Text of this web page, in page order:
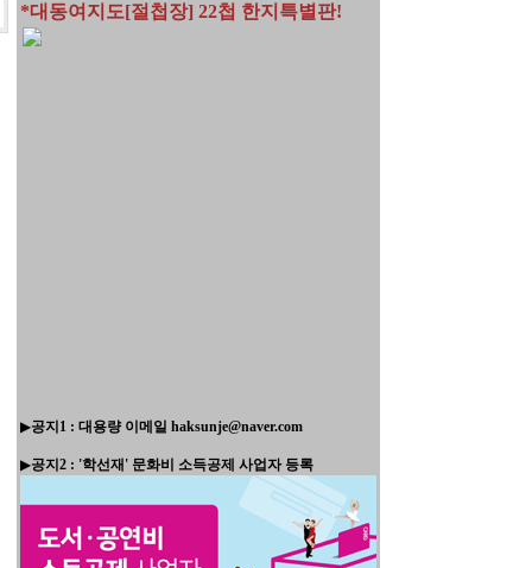
*대동여지도[절첩장] 22첩 한지특별판!
▶공지1 : 대용량 이메일 haksunje@naver.com
▶공지2 : '학선재' 문화비 소득공제 사업자 등록